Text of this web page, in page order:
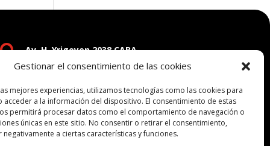
Gestionar el consentimiento de las cookies
mejores experiencias, utilizamos tecnologías como las cookies para
acceder a la información del dispositivo. El consentimiento de estas
permitirá procesar datos como el comportamiento de navegación o
únicas en este sitio. No consentir o retirar el consentimiento,
a ciertas características y funciones.
Av. H. Yrigoyen 2038 CABA